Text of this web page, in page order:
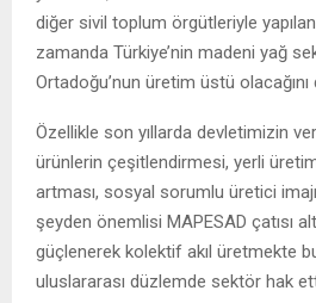
diğer sivil toplum örgütleriyle
zamanda Türkiye’nin madeni yağ
Ortadoğu’nun üretim üstü
Özellikle son yıllarda devletimizin
ürünlerin çeşitlendirmesi, yerli
artması, sosyal sorumlu üretici
şeyden önemlisi MAPESAD çatısı
güçlenerek kolektif akıl üretmekte
uluslararası düzlemde sektör hak